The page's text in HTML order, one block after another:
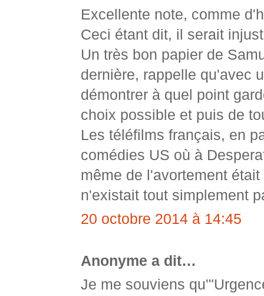
Excellente note, comme
Ceci étant dit, il serait
Un très bon papier de
dernière, rappelle qu'avec
démontrer à quel point
choix possible et puis de
Les téléfilms français, en
comédies US où à
même de l'avortement
n'existait tout simplement
20 octobre 2014 à 14:45
Anonyme a dit…
Je me souviens